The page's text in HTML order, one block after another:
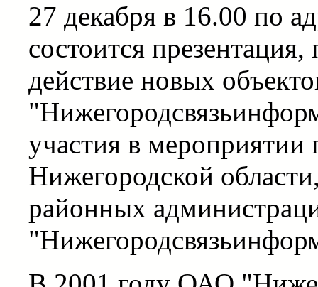
27 декабря в 16.00 по
состоится
действие новых
участия в
Нижегородской
районных